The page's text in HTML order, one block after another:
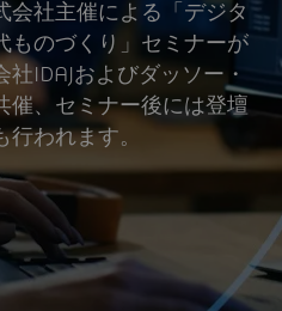
会社主催による「デジタ
ものづくり」セミナーが
IDAJおよびダッソー・
催、セミナー後には登壇
われます。